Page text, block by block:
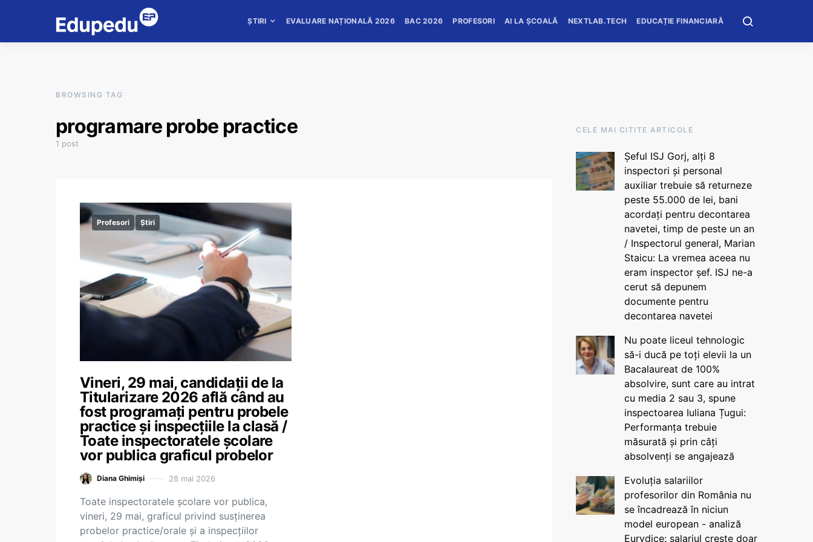
ȘTIRI EVALUARE NAȚIONALĂ 2026 BAC 2026 PROFESORI AI LA ȘCOALĂ NEXTLAB.TECH EDUCAȚIE FINANCIARĂ
BROWSING TAG
programare probe practice
1 post
Profesori Știri
Vineri, 29 mai, candidații de la
Titularizare 2026 află când au
fost programați pentru probele
practice și inspecțiile la clasă /
Toate inspectoratele școlare
vor publica graficul probelor
Diana Ghimiși 28 mai 2026
Toate inspectoratele școlare vor publica,
vineri, 29 mai, graficul privind susținerea
probelor practice/orale și a inspecțiilor
CELE MAI CITITE ARTICOLE
Șeful ISJ Gorj, alți 8
inspectori și personal
auxiliar trebuie să returneze
peste 55.000 de lei, bani
acordați pentru decontarea
navetei, timp de peste un an
/ Inspectorul general, Marian
Staicu: La vremea aceea nu
eram inspector șef. ISJ ne-a
cerut să depunem
documente pentru
decontarea navetei
Nu poate liceul tehnologic
să-i ducă pe toți elevii la un
Bacalaureat de 100%
absolvire, sunt care au intrat
cu media 2 sau 3, spune
inspectoarea Iuliana Țugui:
Performanța trebuie
măsurată și prin câți
absolvenți se angajează
Evoluția salariilor
profesorilor din România nu
se încadrează în niciun
model european - analiză
Eurydice: salariul crește doar